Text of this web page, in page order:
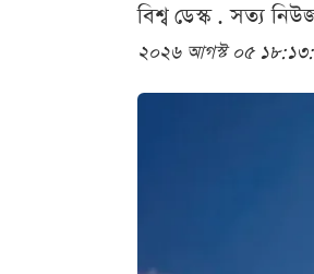
বিশ্ব ডেস্ক . সত্য
২০২৬ আগস্ট ০৫